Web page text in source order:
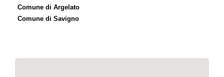
Comune di Argelato
Comune di Savigno